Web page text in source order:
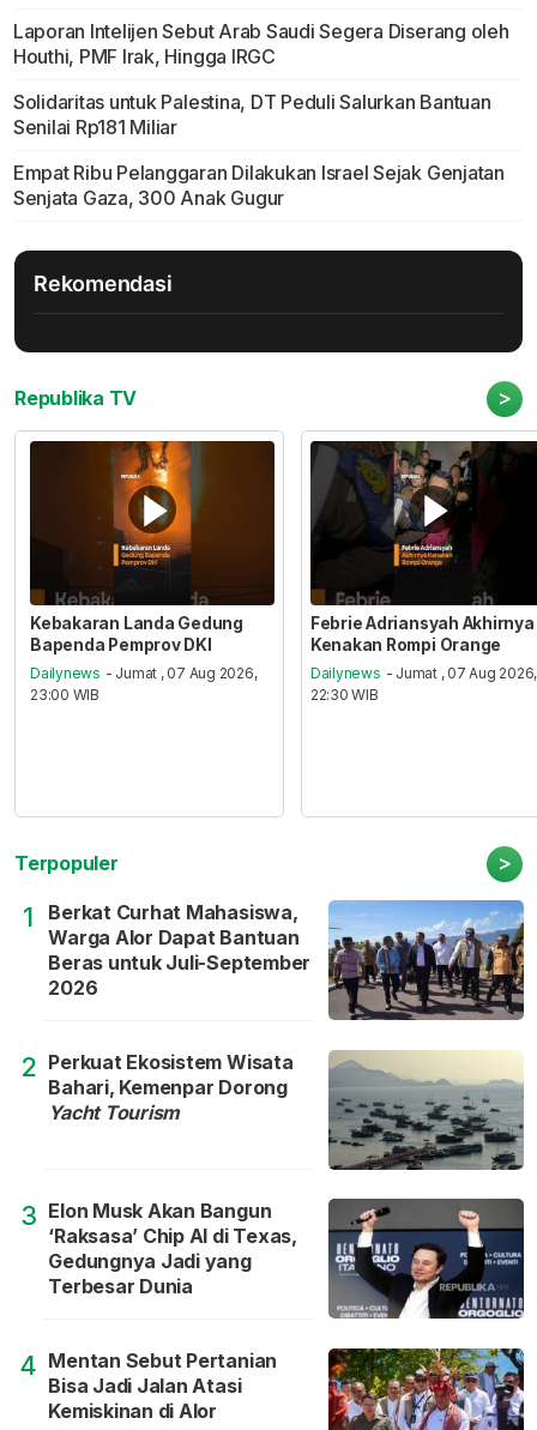
Laporan Intelijen Sebut Arab Saudi Segera Diserang oleh
Houthi, PMF Irak, Hingga IRGC
Solidaritas untuk Palestina, DT Peduli Salurkan Bantuan
Senilai Rp181 Miliar
Empat Ribu Pelanggaran Dilakukan Israel Sejak Genjatan
Senjata Gaza, 300 Anak Gugur
Rekomendasi
Republika TV >
Kebakaran Landa Gedung
Bapenda Pemprov DKI
Dailynews - Jumat , 07 Aug 2026,
23:00 WIB
Febrie Adriansyah Akhirnya
Kenakan Rompi Orange
Dailynews - Jumat , 07 Aug 2026,
22:30 WIB
Terpopuler >
1
Berkat Curhat Mahasiswa,
Warga Alor Dapat Bantuan
Beras untuk Juli-September
2026
2 Perkuat Ekosistem Wisata
Bahari, Kemenpar Dorong
Yacht Tourism
3 Elon Musk Akan Bangun
‘Raksasa’ Chip AI di Texas,
Gedungnya Jadi yang
Terbesar Dunia
4 Mentan Sebut Pertanian
Bisa Jadi Jalan Atasi
Kemiskinan di Alor